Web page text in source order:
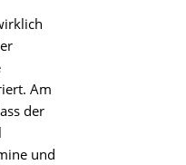
Am
der
und